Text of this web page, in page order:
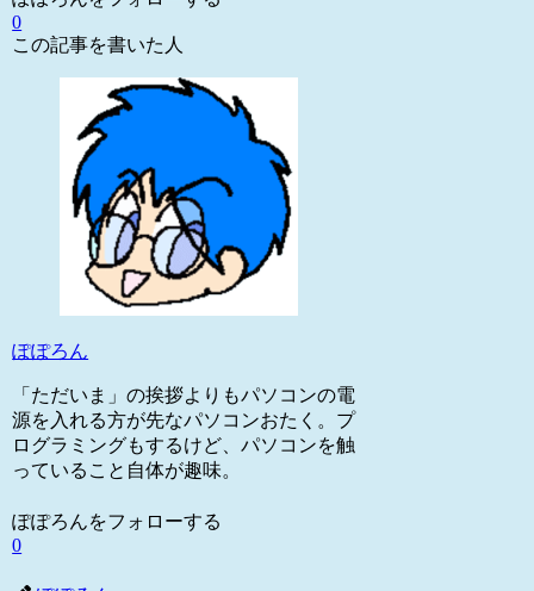
0
この記事を書いた人
ぽぽろん
「ただいま」の挨拶よりもパソコンの電
源を入れる方が先なパソコンおたく。プ
ログラミングもするけど、パソコンを触
っていること自体が趣味。
ぽぽろんをフォローする
0